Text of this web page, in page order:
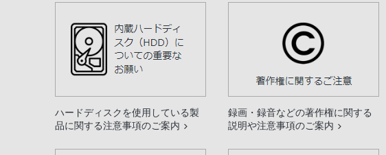
ハードディスクを使用している製
品に関する注意事項のご案内
録画・録音などの著作権に関する
説明や注意事項のご案内